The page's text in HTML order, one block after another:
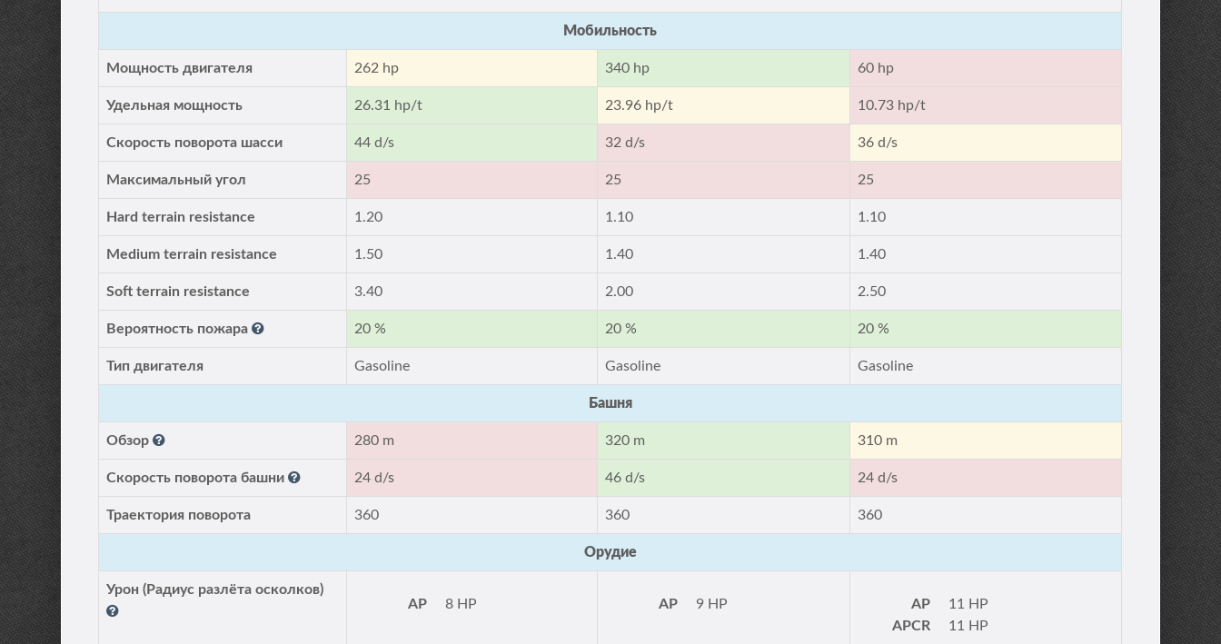
Мобильность
Мощность двигателя 262 hp 340 hp 60 hp
Удельная мощность 26.31 hp/t 23.96 hp/t 10.73 hp/t
Скорость поворота шасси 44 d/s 32 d/s 36 d/s
Максимальный угол 25 25 25
Hard terrain resistance 1.20 1.10 1.10
Medium terrain resistance 1.50 1.40 1.40
Soft terrain resistance 3.40 2.00 2.50
Вероятность пожара 20 % 20 % 20 %
Тип двигателя Gasoline Gasoline Gasoline
Башня
Обзор 280 m 320 m 310 m
Скорость поворота башни 24 d/s 46 d/s 24 d/s
Траектория поворота 360 360 360
Орудие
Урон (Радиус разлёта осколков)
AP
8 HP AP 9 HP AP
11 HP
APCR
11 HP